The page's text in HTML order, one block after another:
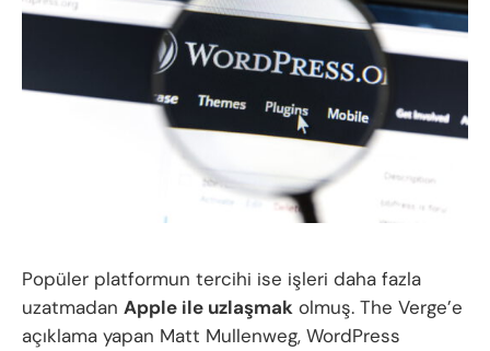
Popüler platformun tercihi ise işleri daha fazla
uzatmadan Apple ile uzlaşmak olmuş. The Verge’e
açıklama yapan Matt Mullenweg, WordPress